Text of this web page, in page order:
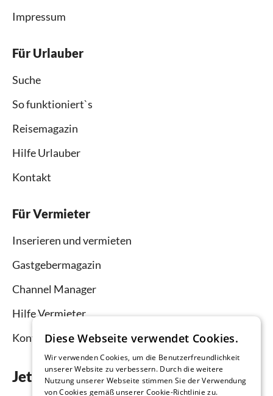
Impressum
Für Urlauber
Suche
So funktioniert`s
Reisemagazin
Hilfe Urlauber
Kontakt
Für Vermieter
Inserieren und vermieten
Gastgebermagazin
Channel Manager
Hilfe Vermieter
Kontakt
Jetzt die App downloaden
Diese Webseite verwendet Cookies.
Wir verwenden Cookies, um die Benutzerfreundlichkeit
unserer Website zu verbessern. Durch die weitere
Nutzung unserer Webseite stimmen Sie der Verwendung
von Cookies gemäß unserer Cookie-Richtlinie zu.